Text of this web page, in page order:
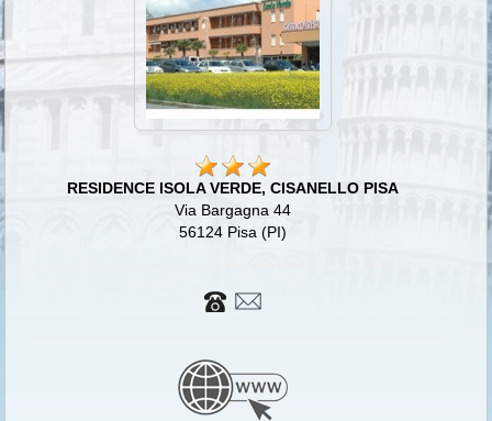
RESIDENCE ISOLA VERDE, CISANELLO PISA
Via Bargagna 44
56124 Pisa (PI)